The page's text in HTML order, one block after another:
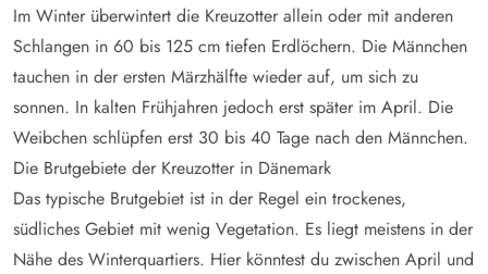
Im Winter überwintert die Kreuzotter allein oder mit anderen
Schlangen in 60 bis 125 cm tiefen Erdlöchern. Die Männchen
tauchen in der ersten Märzhälfte wieder auf, um sich zu
sonnen. In kalten Frühjahren jedoch erst später im April. Die
Weibchen schlüpfen erst 30 bis 40 Tage nach den Männchen.
Die Brutgebiete der Kreuzotter in Dänemark
Das typische Brutgebiet ist in der Regel ein trockenes,
südliches Gebiet mit wenig Vegetation. Es liegt meistens in der
Nähe des Winterquartiers. Hier könntest du zwischen April und